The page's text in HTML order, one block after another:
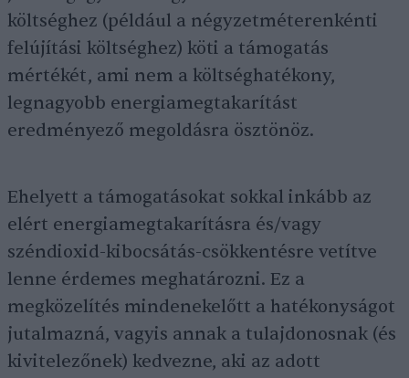
költséghez (például a négyzetméterenkénti
felújítási költséghez) köti a támogatás
mértékét, ami nem a költséghatékony,
legnagyobb energiamegtakarítást
eredményező megoldásra ösztönöz.
Ehelyett a támogatásokat sokkal inkább az
elért energiamegtakarításra és/vagy
széndioxid-kibocsátás-csökkentésre vetítve
lenne érdemes meghatározni. Ez a
megközelítés mindenekelőtt a hatékonyságot
jutalmazná, vagyis annak a tulajdonosnak (és
kivitelezőnek) kedvezne, aki az adott